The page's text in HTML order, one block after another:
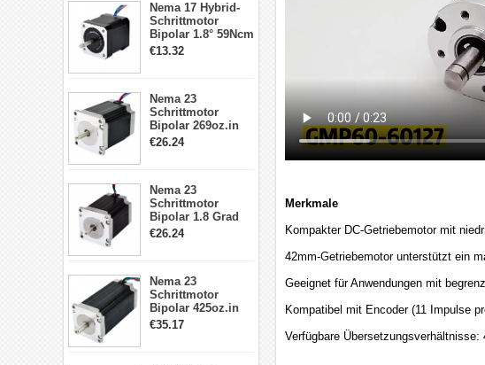
Schrittmotor
Nema 17 Hybrid-
Schrittmotor
Bipolar 1.8° 59Ncm
2A 4 Drähte mit 1m
€13.32
Nema 23
Schrittmotor
Bipolar 269oz.in
2,8A 57x57x76mm
€26.24
Nema 23
Schrittmotor
Bipolar 1.8 Grad
1.9Nm 3A 3.36V 4
€26.24
Nema 23
Schrittmotor
Bipolar 425oz.in
4.2A 57x57x114mm
€35.17
Merkmale
Kompakter DC-Getriebemotor mit
42mm-Getriebemotor unterstützt ein
Geeignet für Anwendungen mit
Kompatibel mit Encoder (11 Impulse
Verfügbare